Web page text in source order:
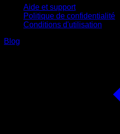
Aide et support
Politique de confidentialité
Conditions d'utilisation
Blog